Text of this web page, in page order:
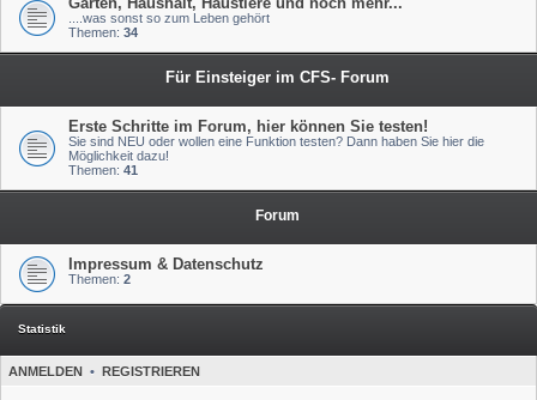
....was sonst so zum Leben gehört
Themen: 34
Für Einsteiger im CFS- Forum
Erste Schritte im Forum, hier können Sie testen!
Sie sind NEU oder wollen eine Funktion testen? Dann haben Sie hier die
Möglichkeit dazu!
Themen: 41
Forum
Impressum & Datenschutz
Themen: 2
Statistik
ANMELDEN • REGISTRIEREN